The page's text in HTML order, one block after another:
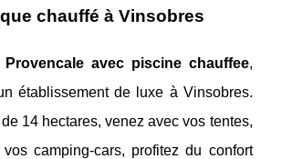
chauffé à Vinsobres
Provencale avec piscine chauffee,
établissement de luxe à Vinsobres.
14 hectares, venez avec vos tentes,
camping-cars, profitez du confort